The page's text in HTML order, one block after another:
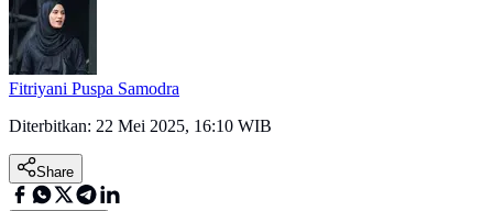
Fitriyani Puspa Samodra
Diterbitkan: 22 Mei 2025, 16:10 WIB
Share